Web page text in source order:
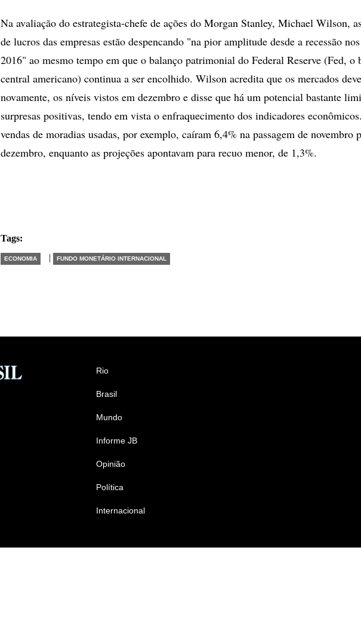
Na avaliação do estrategista-chefe de ações do Morgan Stanley, Michael Wilson,
de lucros das empresas estão despencando "na pior amplitude desde a recessão
2016" ao mesmo tempo em que o balanço patrimonial do Federal Reserve (Fed, o
central americano) continua a ser encolhido. Wilson acredita que os mercados
novamente, os níveis vistos em dezembro e disse que há um potencial bastante
surpresas positivas, tendo em vista o enfraquecimento dos indicadores
vendas de moradias usadas, por exemplo, caíram 6,4% na passagem de novembro
dezembro, enquanto as projeções apontavam para recuo menor, de 1,3%.
Tags:
ECONOMIA | FUNDO MONETÁRIO INTERNACIONAL
Rio
Brasil
Mundo
Informe JB
Opinião
Política
Internacional